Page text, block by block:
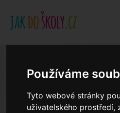
Používáme
Tyto webové stránky
uživatelského prostředí,
Výroční